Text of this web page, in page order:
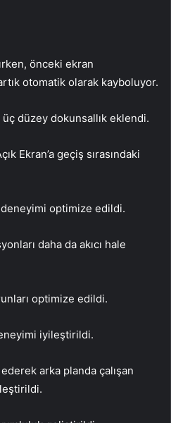
önceki ekran
otomatik olarak kayboluyor.
düzey dokunsallık eklendi.
Ekran’a geçiş sırasındaki
deneyimi optimize edildi.
daha da akıcı hale
optimize edildi.
iyileştirildi.
arka planda çalışan